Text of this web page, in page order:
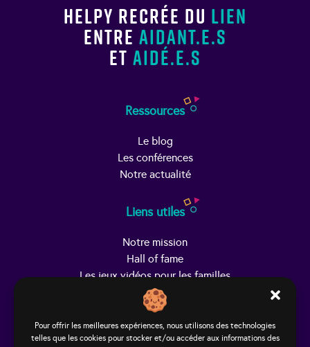
Pour offrir les meilleures expériences, nous utilisons des technologies
telles que les cookies pour stocker et/ou accéder aux informations des
Helpy recrée du lien
entre aidant.e.s
et aidé.e.s
Ressources
Le blog
Les conférences
Notre actualité
Liens utiles
Notre mission
Hall of fame
Les jeux vidéos pour les familles
Trouver Helpy
Le studio